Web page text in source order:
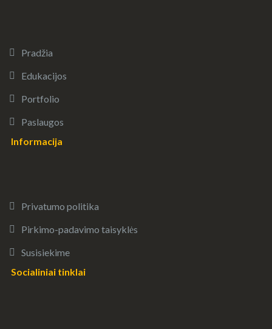
Pradžia
Edukacijos
Portfolio
Paslaugos
Informacija
Privatumo politika
Pirkimo-padavimo taisyklės
Susisiekime
Socialiniai tinklai